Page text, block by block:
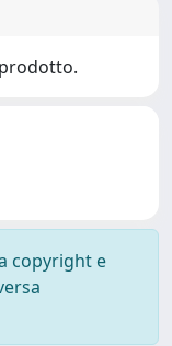
copyright e